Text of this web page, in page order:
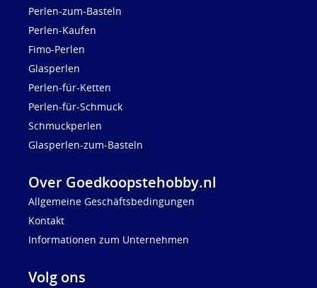
Perlen-zum-Basteln
Perlen-Kaufen
Fimo-Perlen
Glasperlen
Perlen-für-Ketten
Perlen-für-Schmuck
Schmuckperlen
Glasperlen-zum-Basteln
Over Goedkoopstehobby.nl
Allgemeine Geschäftsbedingungen
Kontakt
Informationen zum Unternehmen
Volg ons